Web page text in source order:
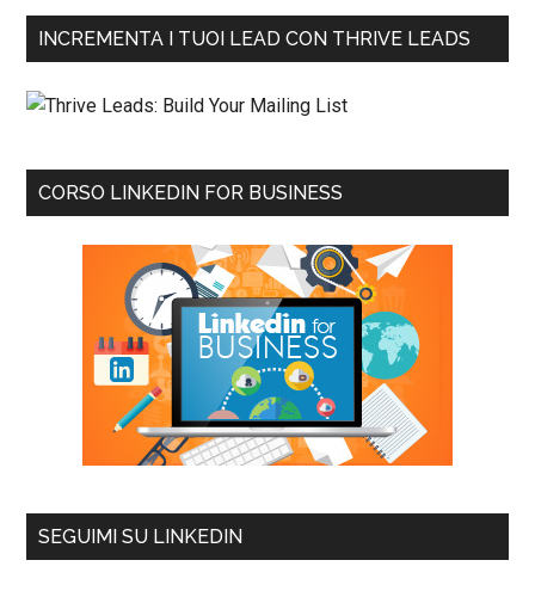
INCREMENTA I TUOI LEAD CON THRIVE LEADS
CORSO LINKEDIN FOR BUSINESS
SEGUIMI SU LINKEDIN